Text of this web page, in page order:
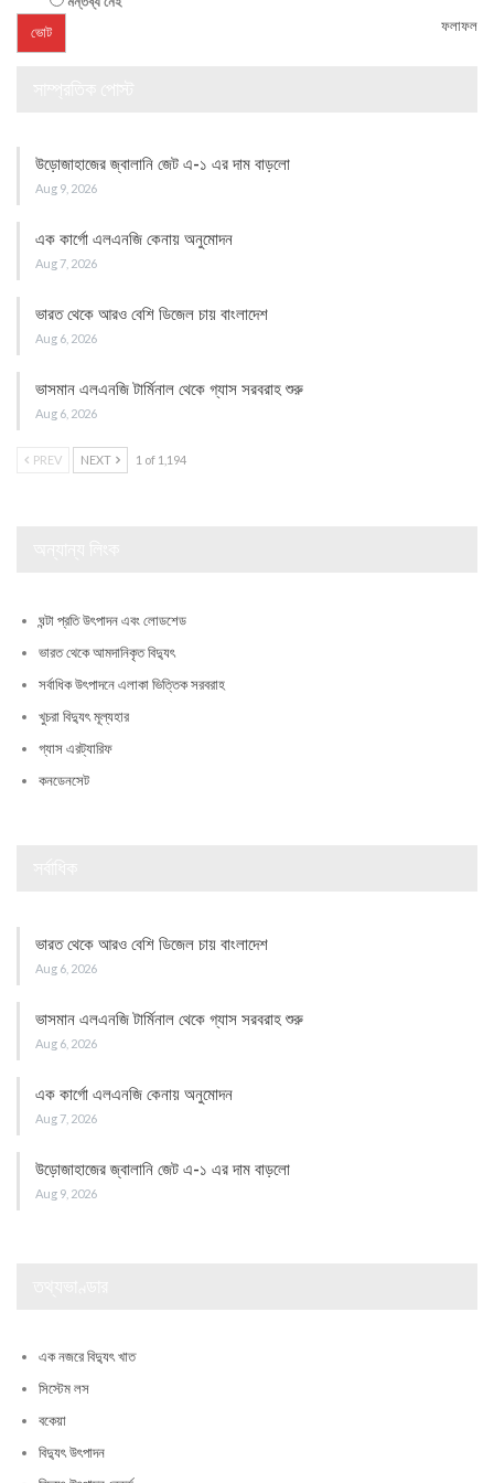
ফলাফল
উড়োজাহাজের জ্বালানি জেট এ-১ এর দাম বাড়লো
Aug 9, 2026
এক কার্গো এলএনজি কেনায় অনুমোদন
Aug 7, 2026
ভারত থেকে আরও বেশি ডিজেল চায় বাংলাদেশ
Aug 6, 2026
ভাসমান এলএনজি টার্মিনাল থেকে গ্যাস সরবরাহ শুরু
Aug 6, 2026
PREV NEXT 1 of 1,194
ঘন্টা প্রতি উৎপাদন এবং লোডশেড
ভারত থেকে আমদানিকৃত বিদ্যুৎ
সর্বাধিক উৎপাদনে এলাকা ভিত্তিক সরবরাহ
খুচরা বিদ্যুৎ মূল্যহার
গ্যাস এরট্যারিফ
কনডেনসেট
ভারত থেকে আরও বেশি ডিজেল চায় বাংলাদেশ
Aug 6, 2026
ভাসমান এলএনজি টার্মিনাল থেকে গ্যাস সরবরাহ শুরু
Aug 6, 2026
এক কার্গো এলএনজি কেনায় অনুমোদন
Aug 7, 2026
উড়োজাহাজের জ্বালানি জেট এ-১ এর দাম বাড়লো
Aug 9, 2026
এক নজরে বিদ্যুৎ খাত
সিস্টেম লস
বকেয়া
বিদ্যুৎ উৎপাদন